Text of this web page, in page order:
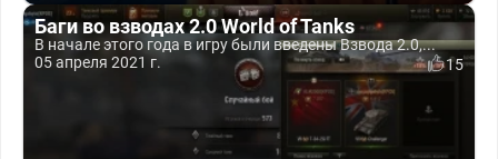
Баги во взводах 2.0 World of Tanks
В начале этого года в игру были введены Взвода 2.0,...
05 апреля 2021 г.
15